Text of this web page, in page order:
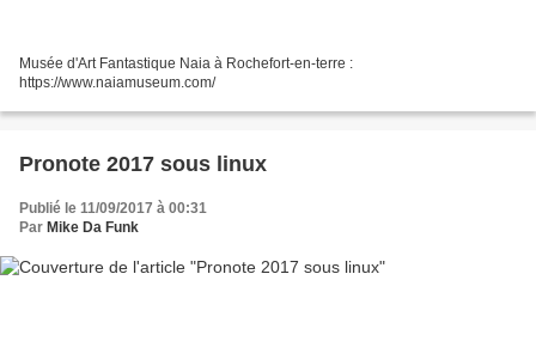
Musée d'Art Fantastique Naia à Rochefort-en-terre :
https://www.naiamuseum.com/
Pronote 2017 sous linux
Publié le 11/09/2017 à 00:31
Par Mike Da Funk